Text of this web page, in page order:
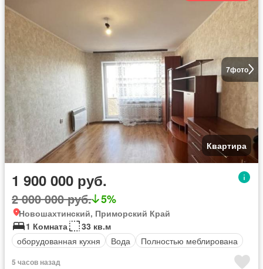
7фото
Квартира
1 900 000 руб.
2 000 000 руб. 5%
Новошахтинский, Приморский Край
1 Комната
33 кв.м
оборудованная кухня
Вода Полностью меблирована
5 часов назад